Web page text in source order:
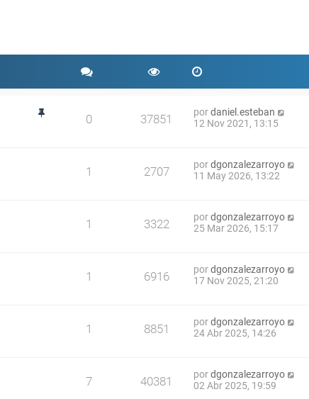
0 37851 pordaniel.esteban
12 Nov 2021, 13:15
1 2707 pordgonzalezarroyo
11 May 2026, 13:22
1 3322 pordgonzalezarroyo
25 Mar 2026, 15:17
1 6916 pordgonzalezarroyo
17 Nov 2025, 21:20
1 8851 pordgonzalezarroyo
24 Abr 2025, 14:26
7 40381 pordgonzalezarroyo
02 Abr 2025, 19:59